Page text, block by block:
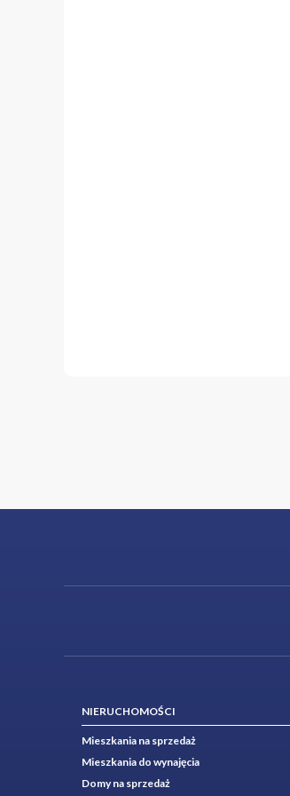
NIERUCHOMOŚCI
Mieszkania na sprzedaż
Mieszkania do wynajęcia
Domy na sprzedaż